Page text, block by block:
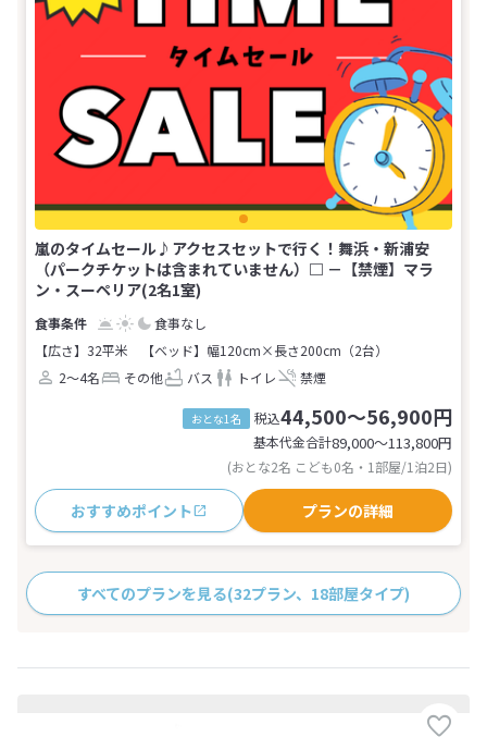
嵐のタイムセール♪アクセスセットで行く！舞浜・新浦安
（パークチケットは含まれていません）□ －【禁煙】マラ
ン・スーペリア(2名1室)
食事なし
【広さ】32平米
【ベッド】幅120cm×長さ200cm（2台）
2～4名
その他 バス トイレ 禁煙
おとな1名 税込44,500～56,900円
基本代金合計89,000〜113,800円
(おとな2名 こども0名・1部屋/1泊2日)
おすすめポイント プランの詳細
すべてのプランを見る(32プラン、18部屋タイプ)